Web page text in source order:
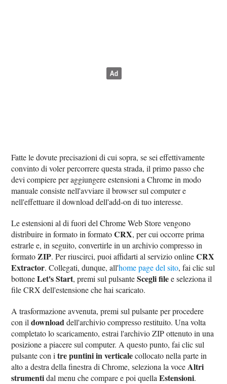
Fatte le dovute precisazioni di cui sopra, se sei effettivamente
convinto di voler percorrere questa strada, il primo passo che
devi compiere per aggiungere estensioni a Chrome in modo
manuale consiste nell'avviare il browser sul computer e
nell'effettuare il download dell'add-on di tuo interesse.
Le estensioni al di fuori del Chrome Web Store vengono
distribuire in formato in formatoCRX, per cui occorre prima
estrarle e, in seguito, convertirle in un archivio compresso in
formato ZIP. Per riuscirci, puoi affidarti al servizio onlineCRX
Extractor. Collegati, dunque, all'home page del sito, fai clic sul
bottoneLet's Start, premi sul pulsanteScegli filee seleziona il
file CRX dell'estensione che hai scaricato.
A trasformazione avvenuta, premi sul pulsante per procedere
con ildownloaddell'archivio compresso restituito. Una volta
completato lo scaricamento, estrai l'archivio ZIP ottenuto in una
posizione a piacere sul computer. A questo punto, fai clic sul
pulsante con itre puntini in verticalecollocato nella parte in
alto a destra della finestra di Chrome, seleziona la voce Altri
strumentidal menu che compare e poi quellaEstensioni.